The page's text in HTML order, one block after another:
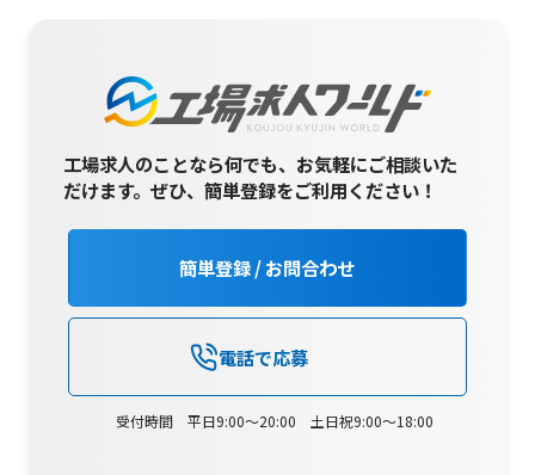
工場求人のことなら何でも、お気軽にご相談いた
だけます。ぜひ、簡単登録をご利用ください！
簡単登録 / お問合わせ
電話で応募
受付時間 平日9:00～20:00 土日祝9:00～18:00